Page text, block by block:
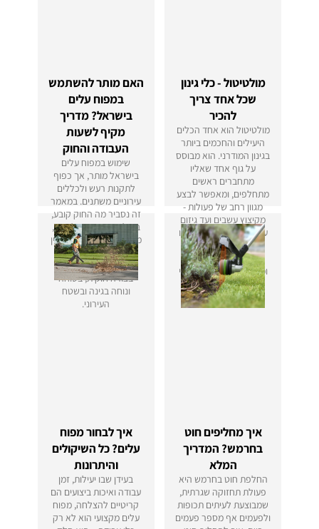
מולטיטול - כלי גינון
שכל אחד צריך
להכיר
מולטיטול הוא אחד הכלים
היעילים והחכמים ביותר
בגינון המודרני. הוא מבוסס
על גוף אחד שאליו
מתחברים ראשים
מתחלפים, ומאפשר לבצע
מגוון רחב של פעולות -
מקיצוץ עשבים ועד גיזום
עצים. במאמר נסקור מהו
מולטיטול, אילו ראשים
קיימים, למי הוא מתאים
ומה הופך אותו לכלי חיוני
בכל גינה.
האם מותר להשתמש
במפוח עלים
בישראל? מדריך
מקיף לשעות
העבודה והחוק
שימוש במפוח עלים
בישראל מותר, אך כפוף
לתקנות רעש ולכללים
עירוניים משתנים. במאמר
זה נסביר מה החוק קובע,
באילו שעות מותר לעבוד,
מה ההבדל בין מפוח בנזין
למפוח עלים נטען, ומה
חשוב לדעת כדי לעבוד
בצורה חוקית, בטוחה
ונוחה בגינה ובשטח
העירוני.
איך מחליפים חוט
בחרמש? המדריך
המלא
החלפת חוט בחרמש היא
פעולת תחזוקה שגרתית,
שמבוצעת לעיתים תכופות
ולפעמים אף מספר פעמים
איך לבחור מפוח
עלים? כל השיקולים
והיתרונות
בעידן שבו יעילות, זמן
עבודה ואיכות ביצועים הם
קריטיים להצלחה, מפוח
עלים מקצועי הוא לא רק